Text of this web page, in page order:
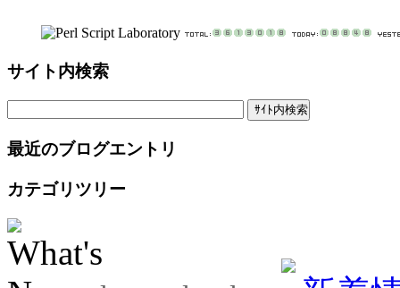
サイト内検索
最近のブログエントリ
カテゴリツリー